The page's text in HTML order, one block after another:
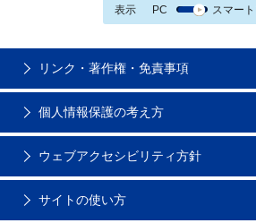
表示 PC スマー
リンク・著作権・免責事項
個人情報保護の考え方
ウェブアクセシビリティ方針
サイトの使い方